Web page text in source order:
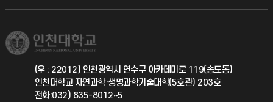
취업정보(학생)
학생서비스 지킴이
총동문회
국제지원과
공자아카데미
(우 : 22012) 인천광역시 연수구 아카데미로 119(송도동)
인천대학교 자연과학·생명과학기술대학(5호관) 203호
전화:032) 835-8012~5